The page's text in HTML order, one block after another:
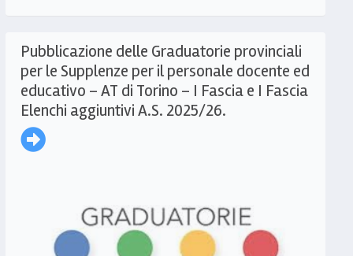
Pubblicazione delle Graduatorie provinciali
per le Supplenze per il personale docente ed
educativo – AT di Torino – I Fascia e I Fascia
Elenchi aggiuntivi A.S. 2025/26.